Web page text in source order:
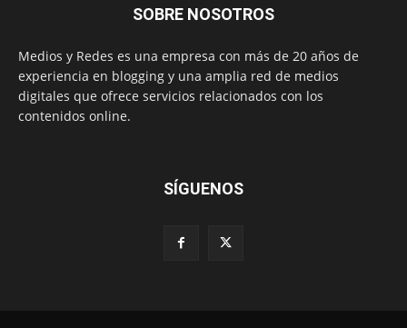
SOBRE NOSOTROS
Medios y Redes es una empresa con más de 20 años de
experiencia en blogging y una amplia red de medios
digitales que ofrece servicios relacionados con los
contenidos online.
SÍGUENOS